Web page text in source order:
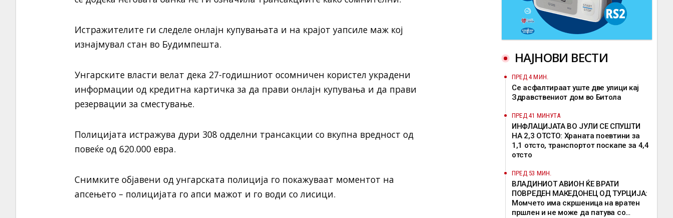
Истражителите ги следеле онлајн купувањата и на крајот уапсиле маж кој
изнајмувал стан во Будимпешта.
Унгарските власти велат дека 27-годишниот осомничен користел украдени
информации од кредитна картичка за да прави онлајн купувања и да прави
резервации за сместување.
Полицијата истражува дури 308 одделни трансакции со вкупна вредност од
повеќе од 620.000 евра.
Снимките објавени од унгарската полиција го покажуваат моментот на
апсењето – полицијата го апси мажот и го води со лисици.
НАЈНОВИ ВЕСТИ
ПРЕД 4 МИН.
Се асфалтираат уште две улици кај
Здравствениот дом во Битола
ПРЕД 41 МИНУТА
ИНФЛАЦИЈАТА ВО ЈУЛИ СЕ СПУШТИ
НА 2,3 ОТСТО: Храната поевтини за
1,1 отсто, транспортот поскапе за 4,4
отсто
ПРЕД 53 МИН.
ВЛАДИНИОТ АВИОН ЌЕ ВРАТИ
ПОВРЕДЕН МАКЕДОНЕЦ ОД ТУРЦИЈА:
Момчето има скршеница на вратен
пршлен и не може да патува со